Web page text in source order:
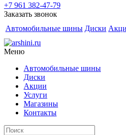
+7 961 382-47-79
Заказать звонок
Автомобильные шины Диски
Меню
Автомобильные шины
Диски
Акции
Услуги
Магазины
Контакты